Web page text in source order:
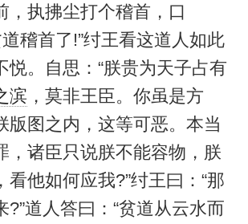
，执拂尘打个稽首，口
稽首了!”纣王看这道人如此
悦。自思：“朕贵为天子占有
滨 ，莫非王臣。你虽是方
版图之内，这等可恶。本当
，诸臣只说朕不能容物，朕
看他如何应我?”纣王曰：“那
?”道人答曰：“贫道从云水而